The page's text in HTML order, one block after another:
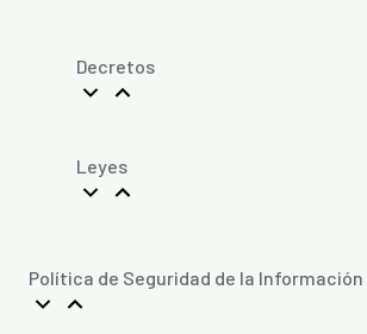
Decretos
Leyes
Política de Seguridad de la Información